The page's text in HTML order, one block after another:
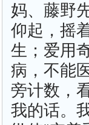
妈、藤野
仰起，摇
生；爱用
病，不能
旁计数，
我的话。